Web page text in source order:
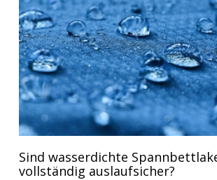
Sind wasserdichte
vollständig auslaufsicher?